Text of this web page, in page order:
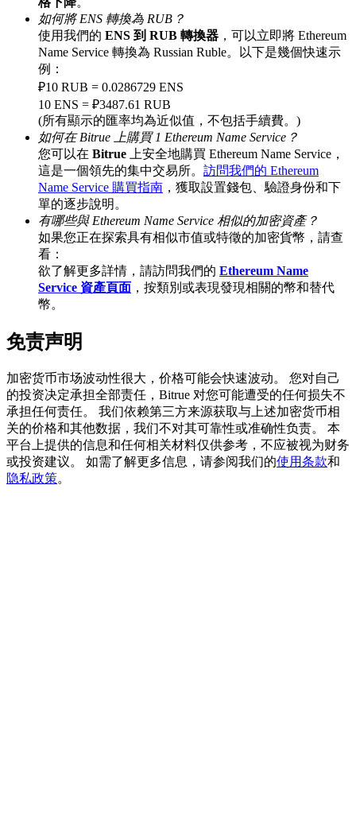
充值CASHCAT & 赢取
瓜分 500000 CASHCAT 獎池
BitMart 用戶遷移專享
註冊&交易贏 500,000 USDT
貴金屬財富季 · 交易巔峰賽
抽獎衝榜 · 贏33,333 USDT
USDT 新手理財 10% APR
USDT活期理財、無鎖定期
New Listing期貨交易盛宴
如何將 ENS 轉換為 RUB？
使用我們的 ENS 到 RUB 轉換器 ，可以立即將 Ethereum
Name Service 轉換為 Russian Ruble。以下是幾個快速示
例：
₽10 RUB = 0.0286729 ENS
10 ENS = ₽3487.61 RUB
(所有顯示的匯率均為近似值，不包括手續費。)
如何在 Bitrue 上購買 1 Ethereum Name Service？
您可以在 Bitrue 上安全地購買 Ethereum Name Service，
這是一個領先的集中交易所。 訪問我們的 Ethereum
Name Service 購買指南 ，獲取設置錢包、驗證身份和下
單的逐步說明。
有哪些與 Ethereum Name Service 相似的加密資產？
如果您正在探索具有相似市值或特徵的加密貨幣，請查
看：
欲了解更多詳情，請訪問我們的 Ethereum Name
Service 資產頁面 ，按類別或表現發現相關的幣和替代
幣。
免责声明
加密货币市场波动性很大，价格可能会快速波动。 您对自己
的投资决定承担全部责任，Bitrue 对您可能遭受的任何损失不
承担任何责任。 我们依赖第三方来源获取与上述加密货币相
关的价格和其他数据，我们不对其可靠性或准确性负责。 本
平台上提供的信息和任何相关材料仅供参考，不应被视为财务
或投资建议。 如需了解更多信息，请参阅我们的使用条款和
隐私政策。